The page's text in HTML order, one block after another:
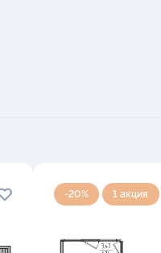
-20% 1 акция